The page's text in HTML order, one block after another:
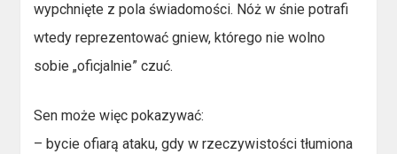
wypchnięte z pola świadomości. Nóż w śnie potrafi
wtedy reprezentować gniew, którego nie wolno
sobie „oficjalnie” czuć.
Sen może więc pokazywać:
– bycie ofiarą ataku, gdy w rzeczywistości tłumiona